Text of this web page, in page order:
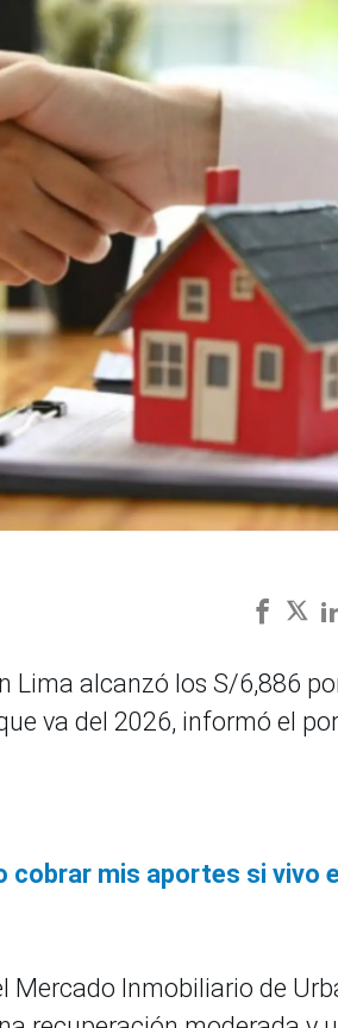
Lima alcanzó los S/6,886
va del 2026, informó el
cobrar mis aportes si vivo
Inmobiliario de